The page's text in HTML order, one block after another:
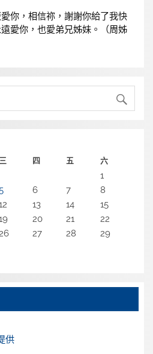
你，相信祢，謝謝你給了我快
愛你，也愛弟兄姊妹。（周姊
三 四 五 六
1
6 7
8
13 14
15
20 21
22
27 28
29
供